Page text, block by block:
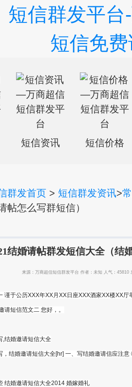
短信资讯 短信价格
群发首页 > 短信群发资讯>
帖怎么写群短信）
结婚请帖群发短信大全（结
来源：万商超信短信群发平台 作者：未知 人气：45810
谨于公历XXX年XX月XX日座XXX酒家XX楼XX
请短信范文二 您好，。
,结婚邀请短信大全
，结婚邀请短信大全[hr] 一、写结婚邀请信应注
结婚邀请短信大全2014 婚嫁婚礼